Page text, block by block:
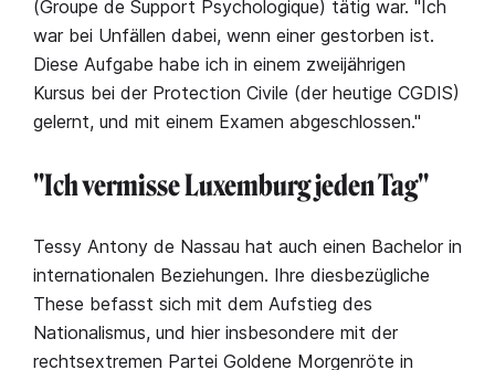
(Groupe de Support Psychologique) tätig war. "Ich
war bei Unfällen dabei, wenn einer gestorben ist.
Diese Aufgabe habe ich in einem zweijährigen
Kursus bei der Protection Civile (der heutige CGDIS)
gelernt, und mit einem Examen abgeschlossen."
"Ich vermisse Luxemburg jeden Tag"
Tessy Antony de Nassau hat auch einen Bachelor in
internationalen Beziehungen. Ihre diesbezügliche
These befasst sich mit dem Aufstieg des
Nationalismus, und hier insbesondere mit der
rechtsextremen Partei Goldene Morgenröte in